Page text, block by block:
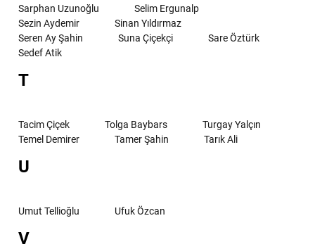
Sarphan Uzunoğlu
Selim Ergunalp
Sezin Aydemir
Sinan Yıldırmaz
Seren Ay Şahin
Suna Çiçekçi
Sare Öztürk
Sedef Atik
T
Tacim Çiçek Tolga Baybars
Turgay Yalçın
Temel Demirer
Tamer Şahin Tarık Ali
U
Umut Tellioğlu Ufuk Özcan
V